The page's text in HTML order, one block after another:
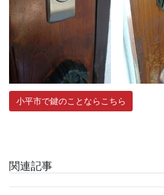
小平市で鍵のことならこちら
関連記事